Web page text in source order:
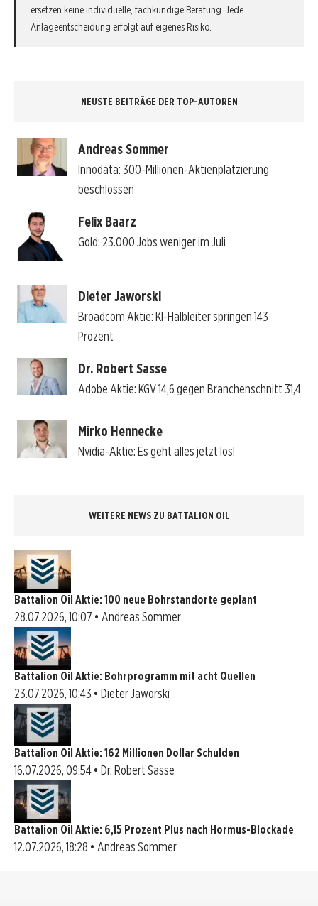
ersetzen keine individuelle, fachkundige Beratung. Jede
Anlageentscheidung erfolgt auf eigenes Risiko.
NEUSTE BEITRÄGE DER TOP-AUTOREN
Andreas Sommer
Innodata: 300-Millionen-Aktienplatzierung
beschlossen
Felix Baarz
Gold: 23.000 Jobs weniger im Juli
Dieter Jaworski
Broadcom Aktie: KI-Halbleiter springen 143
Prozent
Dr. Robert Sasse
Adobe Aktie: KGV 14,6 gegen Branchenschnitt 31,4
Mirko Hennecke
Nvidia-Aktie: Es geht alles jetzt los!
WEITERE NEWS ZU BATTALION OIL
Battalion Oil Aktie: 100 neue Bohrstandorte geplant
28.07.2026, 10:07 • Andreas Sommer
Battalion Oil Aktie: Bohrprogramm mit acht Quellen
23.07.2026, 10:43 • Dieter Jaworski
Battalion Oil Aktie: 162 Millionen Dollar Schulden
16.07.2026, 09:54 • Dr. Robert Sasse
Battalion Oil Aktie: 6,15 Prozent Plus nach Hormus-Blockade
12.07.2026, 18:28 • Andreas Sommer